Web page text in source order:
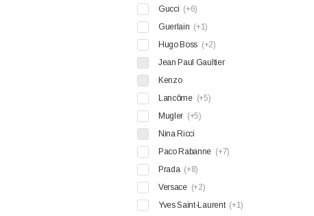
Gucci (+6)
Guerlain (+1)
Hugo Boss (+2)
Jean Paul Gaultier
Kenzo
Lancôme (+5)
Mugler (+5)
Nina Ricci
Paco Rabanne (+7)
Prada (+8)
Versace (+2)
Yves Saint-Laurent (+1)